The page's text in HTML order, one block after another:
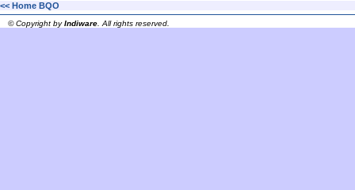
<< Home BQO
© Copyright byIndiware . All rights reserved.